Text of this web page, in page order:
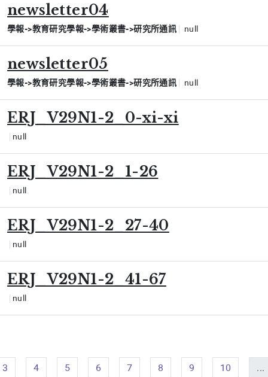
newsletter04
學報->教育研究學報->學術叢書->研究所通訊 null
newsletter05
學報->教育研究學報->學術叢書->研究所通訊 null
ERJ_V29N1-2_0-xi-xi
null
ERJ_V29N1-2_1-26
null
ERJ_V29N1-2_27-40
null
ERJ_V29N1-2_41-67
null
3 4 5 6 7 8 9 10 ...